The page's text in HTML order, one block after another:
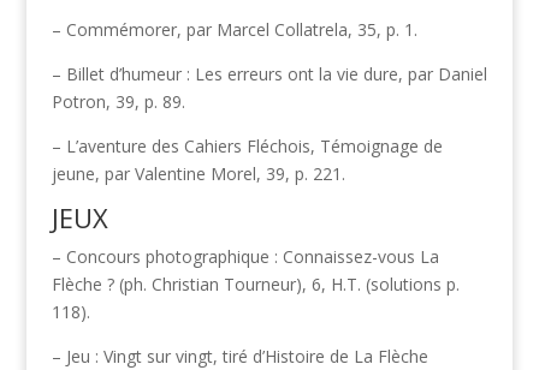
– Commémorer, par Marcel Collatrela, 35, p. 1.
– Billet d’humeur : Les erreurs ont la vie dure, par Daniel
Potron, 39, p. 89.
– L’aventure des Cahiers Fléchois, Témoignage de
jeune, par Valentine Morel, 39, p. 221.
JEUX
– Concours photographique : Connaissez-vous La
Flèche ? (ph. Christian Tourneur), 6, H.T. (solutions p.
118).
– Jeu : Vingt sur vingt, tiré d’Histoire de La Flèche